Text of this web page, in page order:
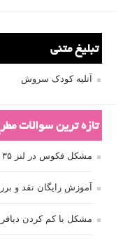
تبلیغ متنی
آتلیه کودک سروش
تازه ترین سوالات
مشکل فکوس در لنز ۳۵ نیکون
آموزش رایگان نقد و
مشکل با کم کردن